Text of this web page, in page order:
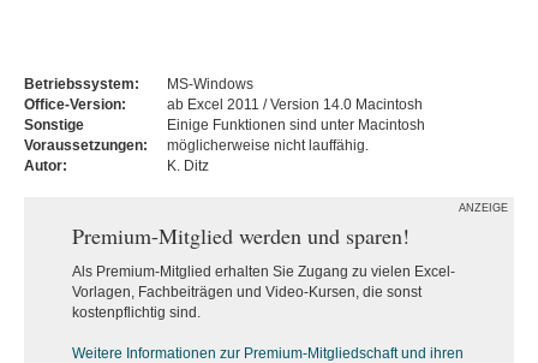
Betriebssystem:
MS-Windows
Office-Version:
ab Excel 2011 / Version 14.0 Macintosh
Sonstige
Voraussetzungen:
Einige Funktionen sind unter Macintosh
möglicherweise nicht lauffähig.
Autor:
K. Ditz
ANZEIGE
Premium-Mitglied werden und sparen!
Als Premium-Mitglied erhalten Sie Zugang zu vielen Excel-
Vorlagen, Fachbeiträgen und Video-Kursen, die sonst
kostenpflichtig sind.
Weitere Informationen zur Premium-Mitgliedschaft und ihren